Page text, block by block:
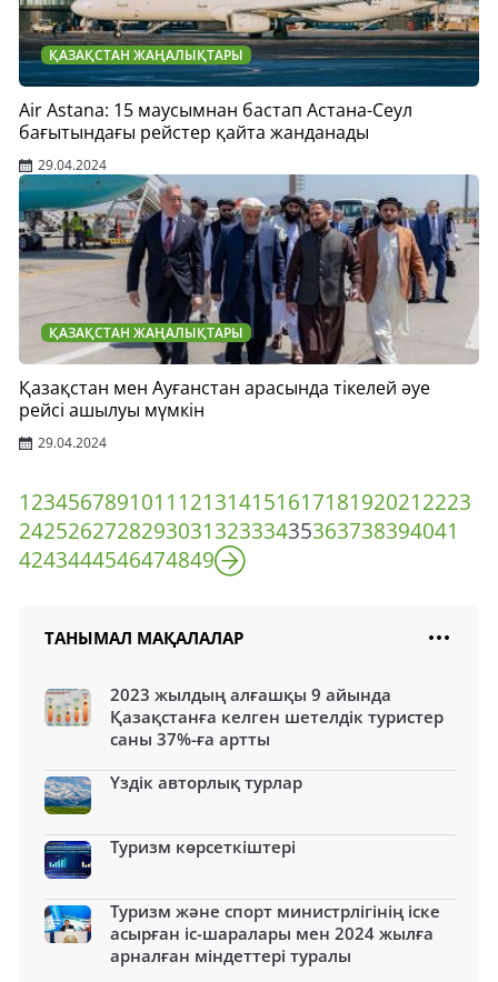
ҚАЗАҚСТАН ЖАҢАЛЫҚТАРЫ
Air Astana: 15 маусымнан бастап Астана-Сеул
бағытындағы рейстер қайта жанданады
29.04.2024
ҚАЗАҚСТАН ЖАҢАЛЫҚТАРЫ
Қазақстан мен Ауғанстан арасында тікелей әуе
рейсі ашылуы мүмкін
29.04.2024
1234567891011 121314151617181920212223
242526272829303132333435363738394041
4243444546474849
ТАНЫМАЛ МАҚАЛАЛАР
2023 жылдың алғашқы 9 айында
Қазақстанға келген шетелдік туристер
саны 37%-ға артты
Үздік авторлық турлар
Туризм көрсеткіштері
Туризм және спорт министрлігінің іске
асырған іс-шаралары мен 2024 жылға
арналған міндеттері туралы